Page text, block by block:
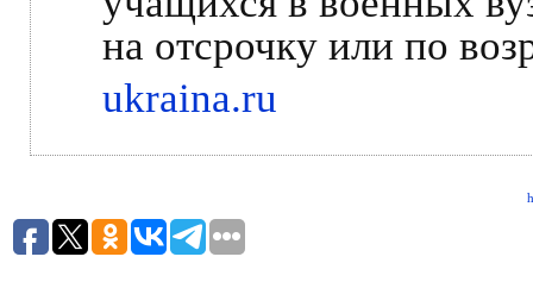
на отсрочку или по
ukraina.ru